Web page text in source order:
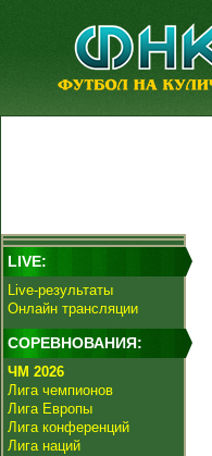
LIVE:
Live-результаты
Онлайн трансляции
СОРЕВНОВАНИЯ:
ЧМ 2026
Лига чемпионов
Лига Европы
Лига конференций
Лига наций